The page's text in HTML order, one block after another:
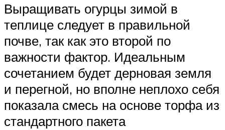
Выращивать огурцы зимой в
теплице следует в правильной
почве, так как это второй по
важности фактор. Идеальным
сочетанием будет дерновая земля
и перегной, но вполне неплохо себя
показала смесь на основе торфа из
стандартного пакета